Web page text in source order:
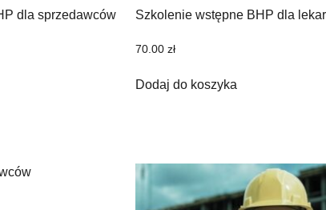
dla sprzedawców Szkolenie wstępne BHP dla
70.00 zł
Dodaj do koszyka